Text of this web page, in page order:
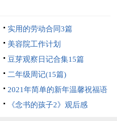
实用的劳动合同3篇
美容院工作计划
豆芽观察日记合集15篇
二年级周记(15篇)
2021年简单的新年温馨祝福语
89句《念书的孩子2》观后感